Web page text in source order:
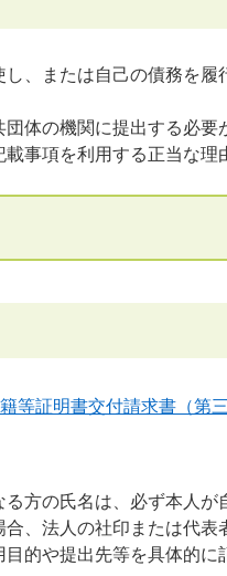
し、または自己の債務を
団体の機関に提出する必要
載事項を利用する正当な理
等証明書交付請求書（第
方の氏名は、必ず本人が
、法人の社印または代表
的や提出先等を具体的に